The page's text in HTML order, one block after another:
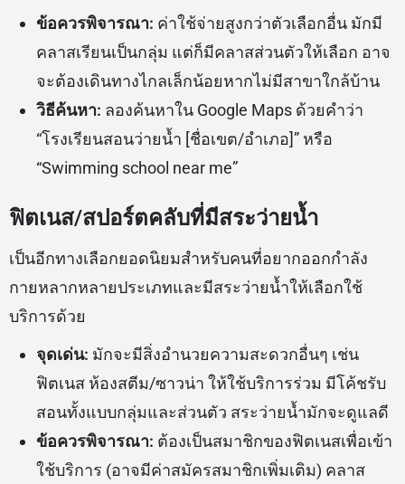
ข้อควรพิจารณา: ค่าใช้จ่ายสูงกว่าตัวเลือกอื่น มักมี
คลาสเรียนเป็นกลุ่ม แต่ก็มีคลาสส่วนตัวให้เลือก อาจ
จะต้องเดินทางไกลเล็กน้อยหากไม่มีสาขาใกล้บ้าน
วิธีค้นหา: ลองค้นหาใน Google Maps ด้วยคำว่า
“โรงเรียนสอนว่ายน้ำ [ชื่อเขต/อำเภอ]” หรือ
“Swimming school near me”
ฟิตเนส/สปอร์ตคลับที่มีสระว่ายน้ำ
เป็นอีกทางเลือกยอดนิยมสำหรับคนที่อยากออกกำลัง
กายหลากหลายประเภทและมีสระว่ายน้ำให้เลือกใช้
บริการด้วย
จุดเด่น: มักจะมีสิ่งอำนวยความสะดวกอื่นๆ เช่น
ฟิตเนส ห้องสตีม/ซาวน่า ให้ใช้บริการร่วม มีโค้ชรับ
สอนทั้งแบบกลุ่มและส่วนตัว สระว่ายน้ำมักจะดูแลดี
ข้อควรพิจารณา: ต้องเป็นสมาชิกของฟิตเนสเพื่อเข้า
ใช้บริการ (อาจมีค่าสมัครสมาชิกเพิ่มเติม) คลาส